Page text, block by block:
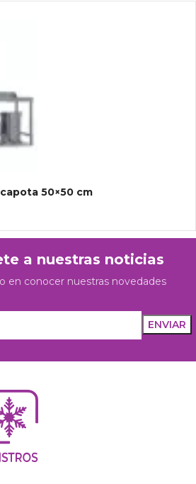
50×50 cm
a nuestras noticias
en conocer nuestras novedades